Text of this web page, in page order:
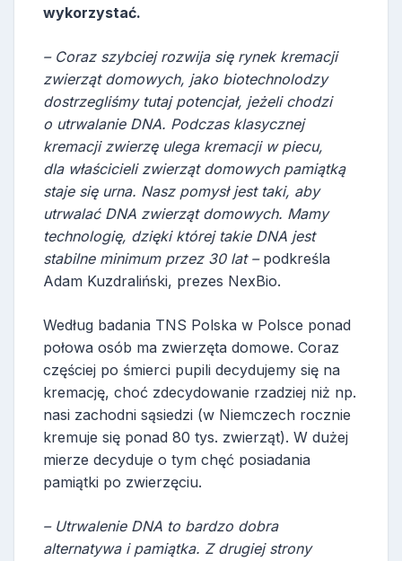
wykorzystać.
– Coraz szybciej rozwija się rynek kremacji
zwierząt domowych, jako biotechnolodzy
dostrzegliśmy tutaj potencjał, jeżeli chodzi
o utrwalanie DNA. Podczas klasycznej
kremacji zwierzę ulega kremacji w piecu,
dla właścicieli zwierząt domowych pamiątką
staje się urna. Nasz pomysł jest taki, aby
utrwalać DNA zwierząt domowych. Mamy
technologię, dzięki której takie DNA jest
stabilne minimum przez 30 lat –podkreśla
Adam Kuzdraliński, prezes NexBio.
Według badania TNS Polska w Polsce ponad
połowa osób ma zwierzęta domowe. Coraz
częściej po śmierci pupili decydujemy się na
kremację, choć zdecydowanie rzadziej niż np.
nasi zachodni sąsiedzi (w Niemczech rocznie
kremuje się ponad 80 tys. zwierząt). W dużej
mierze decyduje o tym chęć posiadania
pamiątki po zwierzęciu.
– Utrwalenie DNA to bardzo dobra
alternatywa i pamiątka. Z drugiej strony